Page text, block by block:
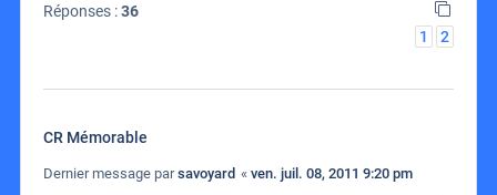
Réponses :36
1
2
CR Mémorable
Dernier message parsavoyard « ven. juil. 08, 2011 9:20 pm